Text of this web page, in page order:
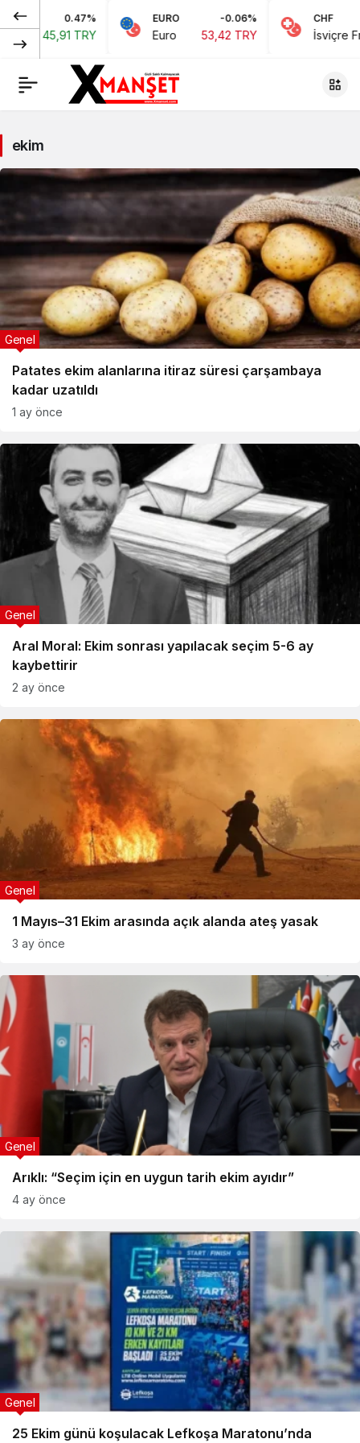
0.47%
TRY
EURO -0.06%
Euro 53,42 TRY
CHF
İsviçre Frangı
ekim
Patates ekim alanlarına itiraz süresi çarşambaya
kadar uzatıldı
Genel
1 ay önce
Aral Moral: Ekim sonrası yapılacak seçim 5-6 ay
kaybettirir
Genel
2 ay önce
1 Mayıs–31 Ekim arasında açık alanda ateş yasak
Genel
3 ay önce
Arıklı: “Seçim için en uygun tarih ekim ayıdır”
Genel
4 ay önce
25 Ekim günü koşulacak Lefkoşa Maratonu’nda
Genel